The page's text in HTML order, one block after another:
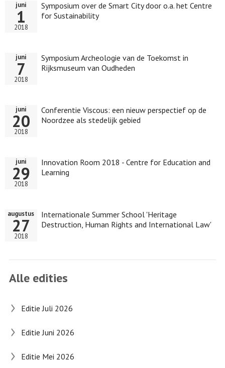
Symposium over de Smart City door o.a. het Centre
for Sustainability
juni
1
2018
Symposium Archeologie van de Toekomst in
Rijksmuseum van Oudheden
juni
7
2018
Conferentie Viscous: een nieuw perspectief op de
Noordzee als stedelijk gebied
juni
20
2018
Innovation Room 2018 - Centre for Education and
Learning
juni
29
2018
Internationale Summer School 'Heritage
Destruction, Human Rights and International Law'
augustus
27
2018
Alle edities
Editie Juli 2026
Editie Juni 2026
Editie Mei 2026